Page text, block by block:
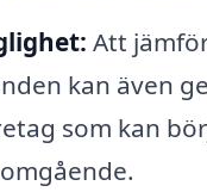
Att
kan även
som kan